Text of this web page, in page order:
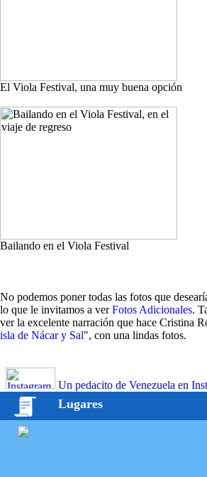
El Viola Festival, una muy buena opción
Bailando en el Viola Festival
No podemos poner todas las fotos que
lo que le invitamos a verFotos Adicionales.
ver la excelente narración que hace Cristina
isla de Nácar y Sal", con una lindas fotos.
Un pedacito de Venezuela en
Lugares